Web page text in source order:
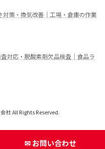
対策・換気改善｜工場・倉庫の作業
対応・脱酸素剤欠品検査｜食品ラ
社 All Rights Reserved.
✉ お問い合わせ